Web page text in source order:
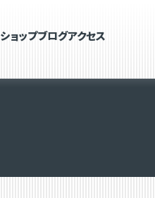
ショップブログアクセス